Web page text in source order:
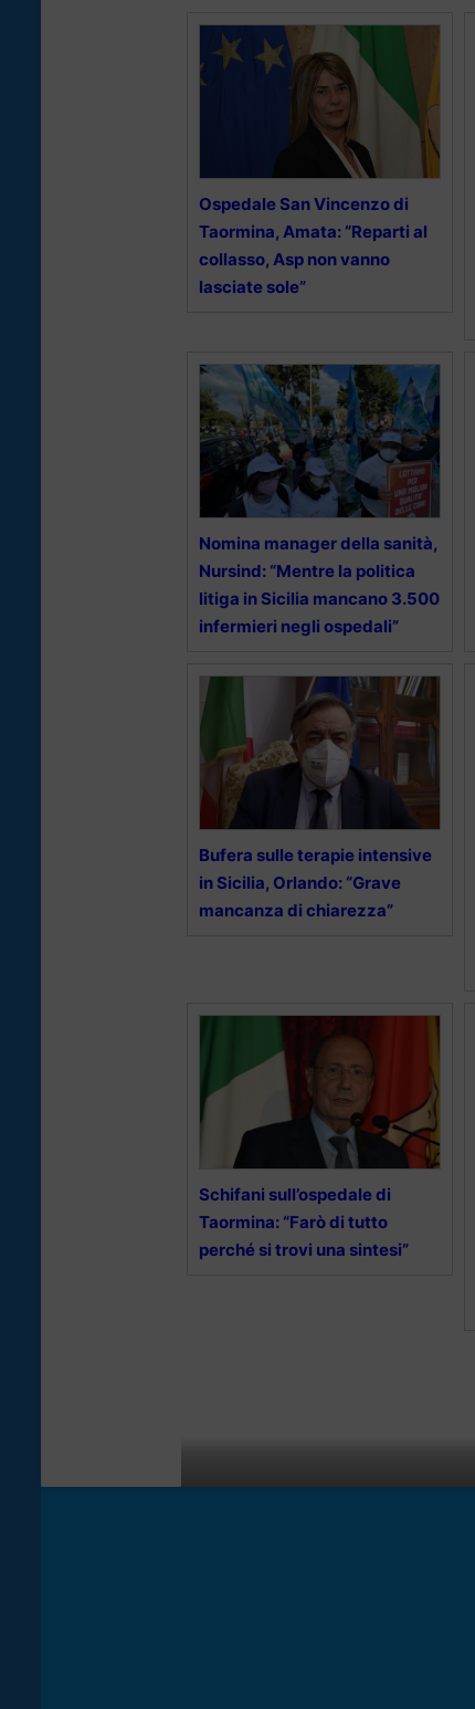
Ospedale San Vincenzo di
Taormina, Amata: “Reparti al
collasso, Asp non vanno
lasciate sole”
Nomina manager della sanità,
Nursind: “Mentre la politica
litiga in Sicilia mancano 3.500
infermieri negli ospedali”
Bufera sulle terapie intensive
in Sicilia, Orlando: “Grave
mancanza di chiarezza”
Schifani sull’ospedale di
Taormina: “Farò di tutto
perché si trovi una sintesi”